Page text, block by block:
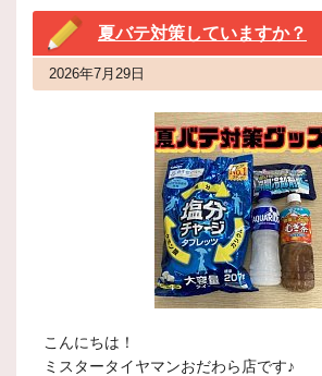
夏バテ対策していますか？
2026年7月29日
こんにちは！
ミスタータイヤマンおだわら店です♪